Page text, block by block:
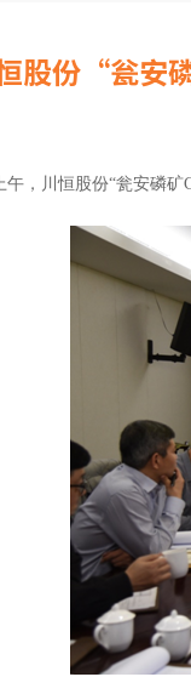
股份“瓮安
午，川恒股份“瓮安磷